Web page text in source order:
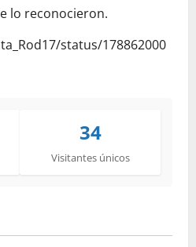
lo reconocieron.
status/178862000
34
Visitantes únicos